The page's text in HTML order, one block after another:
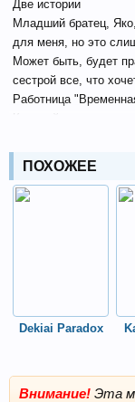
Две истории
Младший братец,
для меня, но это
Может быть, будет
сестрой все, что
Работница
Который, умен,
ПОХОЖЕЕ
Dekiai Paradox
Внимание! Эта